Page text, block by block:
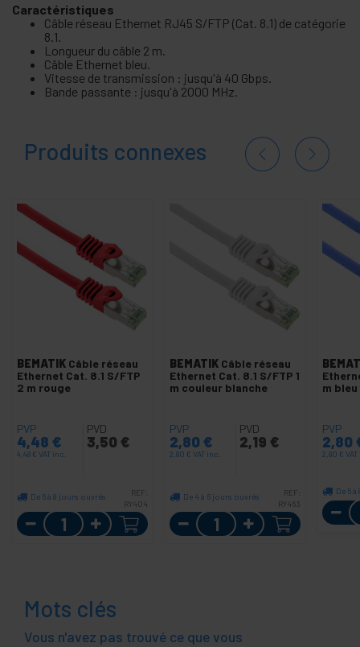
Caractéristiques
Câble réseau Ethernet RJ45 S/FTP (Cat. 8.1) de catégorie
8.1.
Longueur du câble 2 m.
Câble Ethernet bleu.
Vitesse de transmission : jusqu'à 40 Gbps.
Bande passante : jusqu'à 2000 MHz.
Produits connexes
BEMATIK Câble réseau
Ethernet Cat. 8.1 S/FTP
2 m rouge
PVP
4,48 €
4,48 € VAT inc.
PVD
3,50 €
De 6 à 8 jours ouvrés
REF:
RY404
Quantité
BEMATIK Câble réseau
Ethernet Cat. 8.1 S/FTP 1
m couleur blanche
PVP
2,80 €
2,80 € VAT inc.
PVD
2,19 €
De 4 à 6 jours ouvrés
REF:
RY463
Quantité
m bleu
PVP
2,80
2,80 €
De 6
Mots clés
Vous n'avez pas trouvé ce que vous